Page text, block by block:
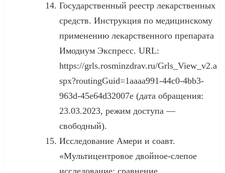
Государственный реестр лекарственных
средств. Инструкция по медицинскому
применению лекарственного препарата
Имодиум Экспресс. URL:
https://grls.rosminzdrav.ru/Grls_View_v2.a
spx?routingGuid=1aaaa991-44c0-4bb3-
963d-45e64d32007e (дата обращения:
23.03.2023, режим доступа —
свободный).
Исследование Амери и соавт.
«Мультицентровое двойное-слепое
исследование: сравнение